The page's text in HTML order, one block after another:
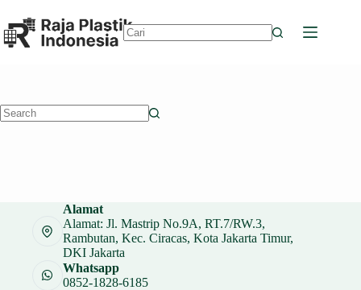
to
content
Alamat
Alamat: Jl. Mastrip No.9A, RT.7/RW.3,
Rambutan, Kec. Ciracas, Kota Jakarta Timur,
DKI Jakarta
Whatsapp
0852-1828-6185